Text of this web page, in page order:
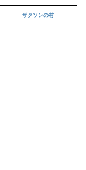
ザクソンの村